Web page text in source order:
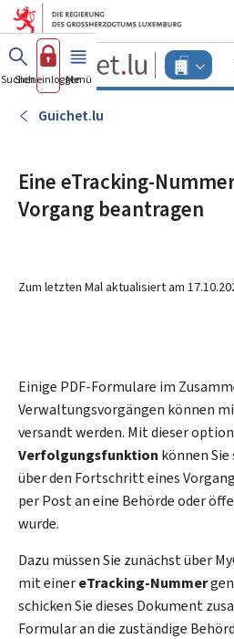
ZumZum Inhalt
Guichet.lu
Suchen
Sich einloggen
Menü Haupt-
Guichet.lu
Eine eTracking-
Vorgang beantragen
Zum letzten Mal aktualisiert am
Einige PDF-Formulare im
Verwaltungsvorgängen können
versandt werden. Mit dieser
Verfolgungsfunktion können Sie
über den Fortschritt eines
per Post an eine Behörde oder
wurde.
Dazu müssen Sie zunächst über
mit einereTracking-Nummer
schicken Sie dieses Dokument
Formular an die zuständige